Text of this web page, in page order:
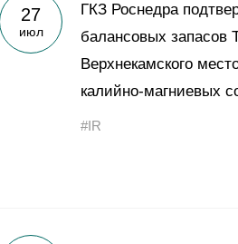
27
июл
ГКЗ Роснедра
балансовых запасов
Верхнекамского
калийно-магниевых
#IR